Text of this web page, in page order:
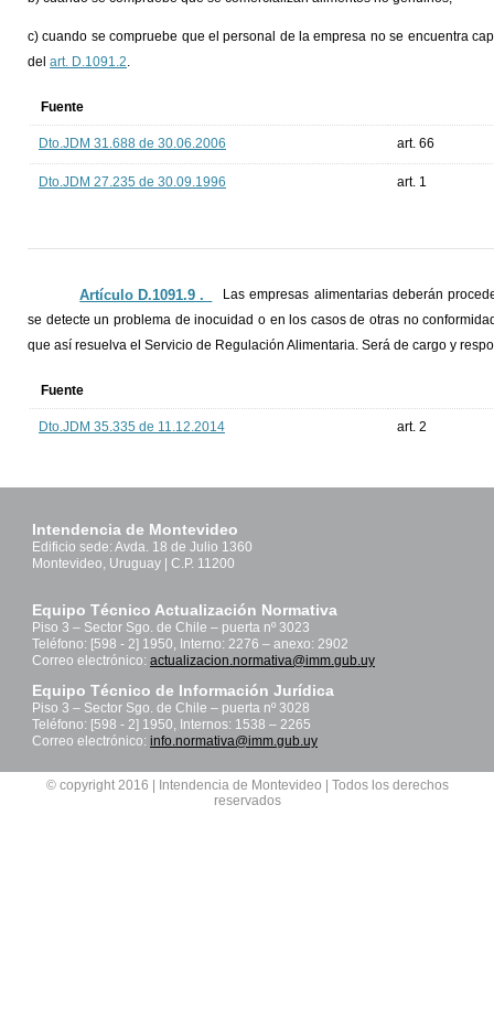
c) cuando se compruebe que el personal de la empresa no se encuentra
del art. D.1091.2.
Fuente
Dto.JDM 31.688 de 30.06.2006 art. 66
Dto.JDM 27.235 de 30.09.1996 art. 1
Artículo D.1091.9 ._
Las empresas alimentarias deberán
se detecte un problema de inocuidad o en los casos de otras no
que así resuelva el Servicio de Regulación Alimentaria. Será de cargo y
Fuente
Dto.JDM 35.335 de 11.12.2014 art. 2
Intendencia de Montevideo
Edificio sede: Avda. 18 de Julio 1360
Montevideo, Uruguay | C.P. 11200
Equipo Técnico Actualización Normativa
Piso 3 – Sector Sgo. de Chile – puerta nº 3023
Teléfono: [598 - 2] 1950, Interno: 2276 – anexo: 2902
Correo electrónico: actualizacion.normativa@imm.gub.uy
Equipo Técnico de Información Jurídica
Piso 3 – Sector Sgo. de Chile – puerta nº 3028
Teléfono: [598 - 2] 1950, Internos: 1538 – 2265
Correo electrónico: info.normativa@imm.gub.uy
© copyright 2016 | Intendencia de Montevideo | Todos los derechos
reservados